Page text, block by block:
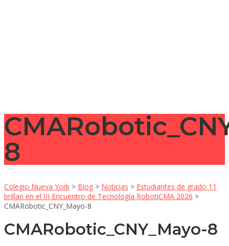
8
Colegio Nueva York > Blog > Noticias > Estudiantes de grado 11
brillan en el III Encuentro de Tecnología RobotiCMA 2026 >
CMARobotic_CNY_Mayo-8
CMARobotic_CNY_Mayo-8